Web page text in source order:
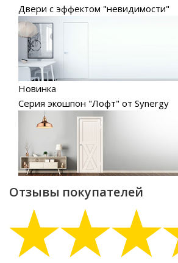
Двери с эффектом "невидимости"
Новинка
Серия экошпон "Лофт" от Synergy
Отзывы покупателей